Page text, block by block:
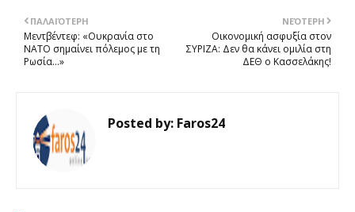
ΝΕΌΤΕΡΗ
Οικονομική ασφυξία στον
ΣΥΡΙΖΑ: Δεν θα κάνει ομιλία στη
ΔΕΘ ο Κασσελάκης!
ΠΑΛΑΙΌΤΕΡΗ
Μεντβέντεφ: «Ουκρανία στο
NATO σημαίνει πόλεμος με τη
Ρωσία...»
Posted by: Faros24